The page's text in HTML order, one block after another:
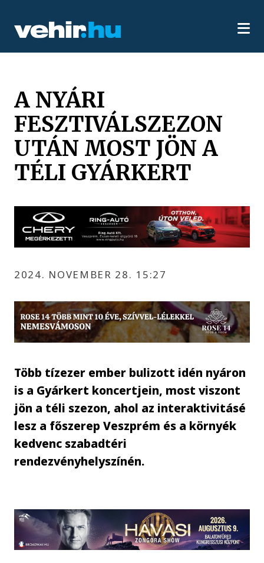
A NYÁRI
FESZTIVÁLSZEZON
UTÁN MOST JÖN A
TÉLI GYÁRKERT
2024. NOVEMBER 28. 15:27
Több tízezer ember bulizott idén nyáron
is a Gyárkert koncertjein, most viszont
jön a téli szezon, ahol az interaktivitásé
lesz a főszerep Veszprém és a környék
kedvenc szabadtéri
rendezvényhelyszínén.